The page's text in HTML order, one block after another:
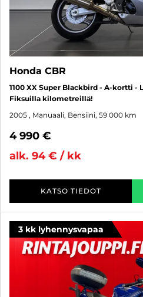
Honda CBR
1100 XX Super Blackbird - A-kortti -
Fiksuilla kilometreillä!
2005 , Manuaali, Bensiini, 59 000 km
4 990 €
alk. 94 € / kk
KATSO TIEDOT
3 kk lyhennysvapaa